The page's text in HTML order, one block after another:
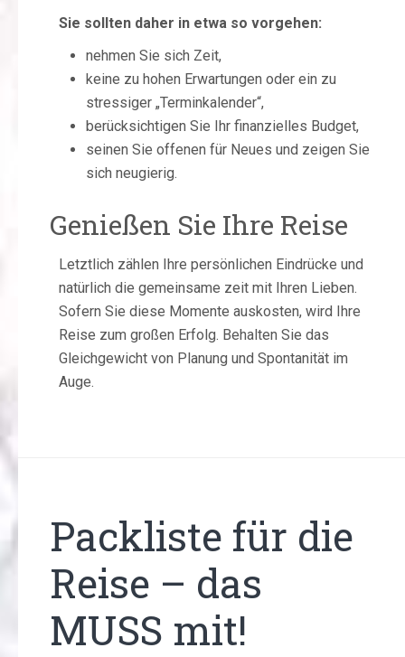
Sie sollten daher in etwa so vorgehen:
nehmen Sie sich Zeit,
keine zu hohen Erwartungen oder ein zu
stressiger „Terminkalender“,
berücksichtigen Sie Ihr finanzielles Budget,
seinen Sie offenen für Neues und zeigen Sie
sich neugierig.
Genießen Sie Ihre Reise
Letztlich zählen Ihre persönlichen Eindrücke und
natürlich die gemeinsame zeit mit Ihren Lieben.
Sofern Sie diese Momente auskosten, wird Ihre
Reise zum großen Erfolg. Behalten Sie das
Gleichgewicht von Planung und Spontanität im
Auge.
Packliste für die
Reise – das
MUSS mit!